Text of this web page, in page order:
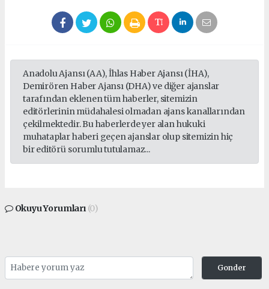
Anadolu Ajansı (AA), İhlas Haber Ajansı (İHA),
Demirören Haber Ajansı (DHA) ve diğer ajanslar
tarafından eklenen tüm haberler, sitemizin
editörlerinin müdahalesi olmadan ajans kanallarından
çekilmektedir. Bu haberlerde yer alan hukuki
muhataplar haberi geçen ajanslar olup sitemizin hiç
bir editörü sorumlu tutulamaz...
Okuyu Yorumları (0)
Gonder